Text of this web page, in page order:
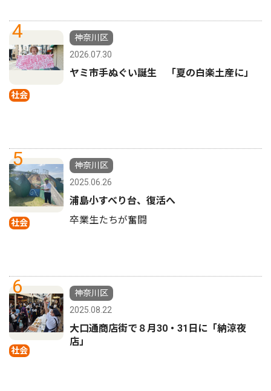
4
社会
神奈川区
2026.07.30
ヤミ市手ぬぐい誕生 「夏の白楽土産に」
5
社会
神奈川区
2025.06.26
浦島小すべり台、復活へ
卒業生たちが奮闘
6
社会
神奈川区
2025.08.22
大口通商店街で８月30・31日に「納涼夜
店」